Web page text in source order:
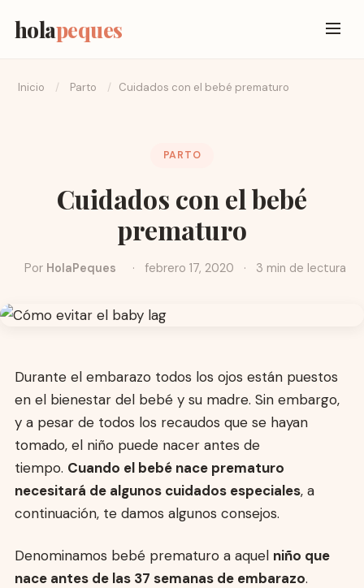
holapeques
Inicio / Parto / Cuidados con el bebé prematuro
PARTO
Cuidados con el bebé
prematuro
Por HolaPeques · febrero 17, 2020 · 3 min de lectura
Durante el embarazo todos los ojos están puestos
en el bienestar del bebé y su madre. Sin embargo,
y a pesar de todos los recaudos que se hayan
tomado, el niño puede nacer antes de
tiempo. Cuando el bebé nace prematuro
necesitará de algunos cuidados especiales, a
continuación, te damos algunos consejos.
Denominamos bebé prematuro a aquel niño que
nace antes de las 37 semanas de embarazo.